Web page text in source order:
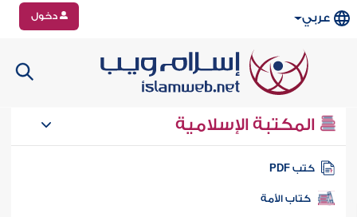
عربي دخول
المكتبة الإسلامية
كتب PDF